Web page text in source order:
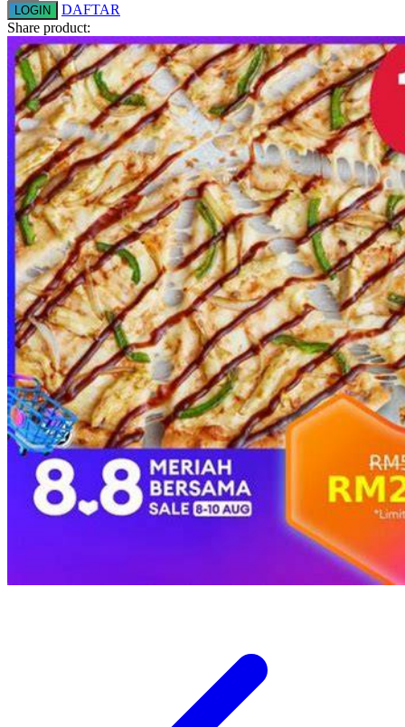
Stokke
Sudocrem
Sumimo
Sunnylife
Sun-Staches
Swimava
T
Tommee Tippee
Trunki
Tutti Bambini
Twistshake
TY Toys
U
Veja
LOGIN
DAFTAR
Share product: